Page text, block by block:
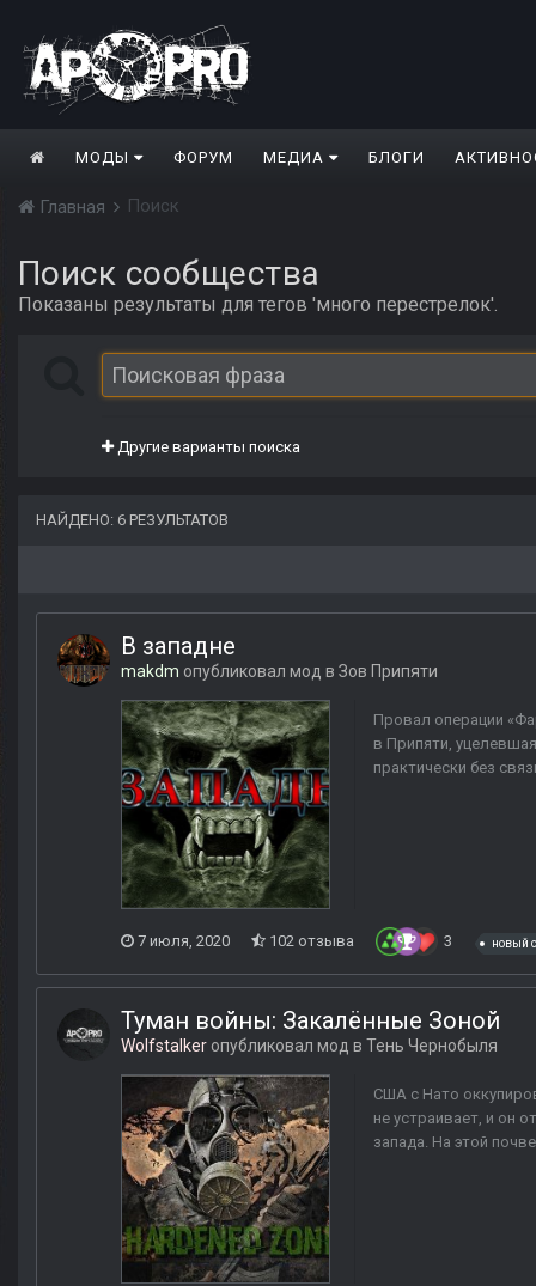
МОДЫ ФОРУМ МЕДИА БЛОГИ
Главная Поиск
Поиск сообщества
Показаны результаты для тегов 'много перестрелок'.
Другие варианты поиска
НАЙДЕНО: 6 РЕЗУЛЬТАТОВ
В западне
makdm опубликовал мод в Зов Припяти
Провал операции
в Припяти,
практически без
7 июля, 2020 102 отзыва 3 новый
Туман войны: Закалённые Зоной
Wolfstalker опубликовал мод в Тень Чернобыля
США с Нато
не устраивает, и он
запада. На этой